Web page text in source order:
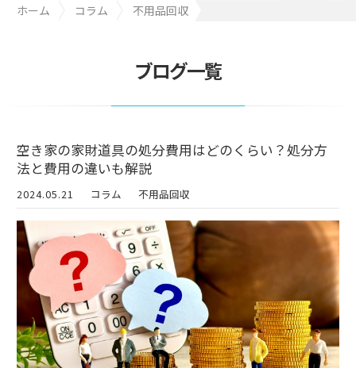
ホーム コラム
不用品回収
ブログ一覧
空き家の家財道具の処分費用はどのくらい？処分方
法と費用の違いも解説
2024.05.21 コラム 不用品回収